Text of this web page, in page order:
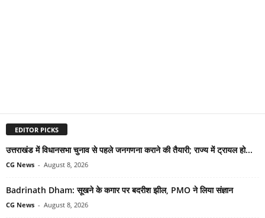
EDITOR PICKS
उत्तराखंड में विधानसभा चुनाव से पहले जनगणना कराने की तैयारी; राज्य में ट्रायल हो...
CG News - August 8, 2026
Badrinath Dham: सूखने के कगार पर बदरीश झील, PMO ने लिया संज्ञान
CG News - August 8, 2026